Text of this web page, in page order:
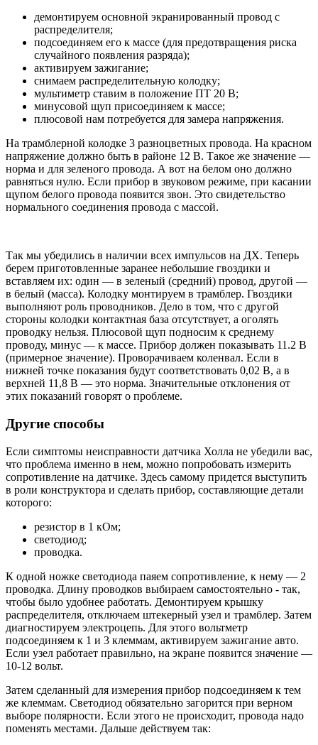
демонтируем основной экранированный провод с
распределителя;
подсоединяем его к массе (для предотвращения риска
случайного появления разряда);
активируем зажигание;
снимаем распределительную колодку;
мультиметр ставим в положение ПТ 20 В;
минусовой щуп присоединяем к массе;
плюсовой нам потребуется для замера напряжения.
На трамблерной колодке 3 разноцветных провода. На красном
напряжение должно быть в районе 12 В. Такое же значение —
норма и для зеленого провода. А вот на белом оно должно
равняться нулю. Если прибор в звуковом режиме, при касании
щупом белого провода появится звон. Это свидетельство
нормального соединения провода с массой.
Так мы убедились в наличии всех импульсов на ДХ. Теперь
берем приготовленные заранее небольшие гвоздики и
вставляем их: один — в зеленый (средний) провод, другой —
в белый (масса). Колодку монтируем в трамблер. Гвоздики
выполняют роль проводников. Дело в том, что с другой
стороны колодки контактная база отсутствует, а оголять
проводку нельзя. Плюсовой щуп подносим к среднему
проводу, минус — к массе. Прибор должен показывать 11.2 В
(примерное значение). Проворачиваем коленвал. Если в
нижней точке показания будут соответствовать 0,02 В, а в
верхней 11,8 В — это норма. Значительные отклонения от
этих показаний говорят о проблеме.
Другие способы
Если симптомы неисправности датчика Холла не убедили вас,
что проблема именно в нем, можно попробовать измерить
сопротивление на датчике. Здесь самому придется выступить
в роли конструктора и сделать прибор, составляющие детали
которого:
резистор в 1 кОм;
светодиод;
проводка.
К одной ножке светодиода паяем сопротивление, к нему — 2
проводка. Длину проводков выбираем самостоятельно - так,
чтобы было удобнее работать. Демонтируем крышку
распределителя, отключаем штекерный узел и трамблер. Затем
диагностируем электроцепь. Для этого вольтметр
подсоединяем к 1 и 3 клеммам, активируем зажигание авто.
Если узел работает правильно, на экране появится значение —
10-12 вольт.
Затем сделанный для измерения прибор подсоединяем к тем
же клеммам. Светодиод обязательно загорится при верном
выборе полярности. Если этого не происходит, провода надо
поменять местами. Дальше действуем так: